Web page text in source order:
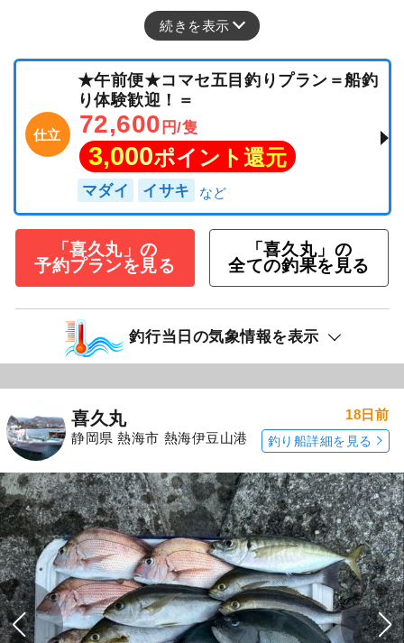
続きを表示
仕立
★午前便★コマセ五目釣りプラン＝船釣
り体験歓迎！＝
72,600 円/隻
3,000ポイント還元
マダイ イサキ
「喜久丸」の
予約プランを見る
「喜久丸」の
全ての釣果を見る
釣行当日の気象情報を表示
喜久丸
静岡県 熱海市 熱海伊豆山港
18日前
釣り船詳細を見る